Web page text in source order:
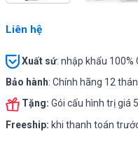
Liên hệ
Xuất sứ: nhập khẩu 100%
Bảo hành: Chính hãng 12
Tặng: Gói cấu hình trị giá
Freeship: khi thanh toán